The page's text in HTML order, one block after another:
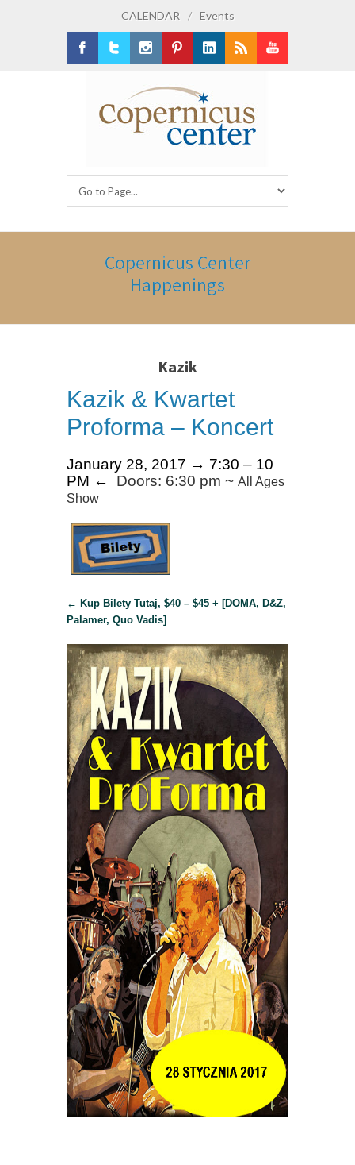
CALENDAR / Events
Copernicus Center
Happenings
Kazik
Kazik & Kwartet
Proforma – Koncert
January 28, 2017 → 7:30 – 10
PM ← Doors: 6:30 pm ~ All Ages
Show
← Kup Bilety Tutaj, $40 – $45 + [DOMA, D&Z,
Palamer, Quo Vadis]